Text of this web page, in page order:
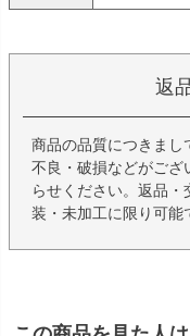
返
商品の品質につきまし
不良・破損などがござ
らせください。返品
装・未加工に限り可能